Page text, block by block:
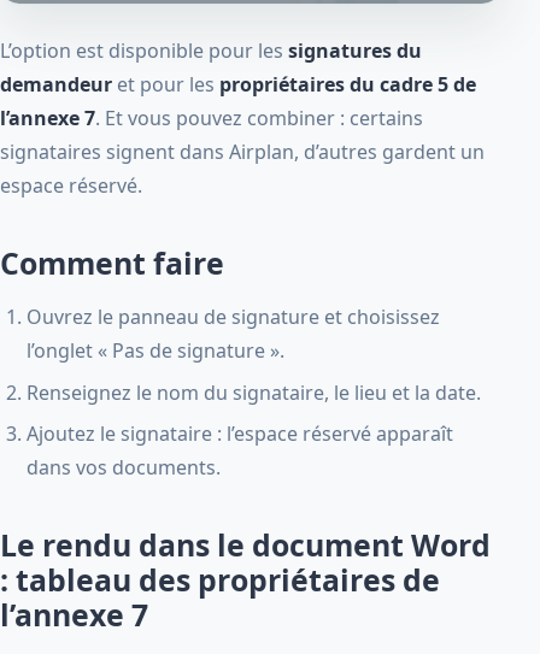
L’option est disponible pour les signatures du
demandeur et pour les propriétaires du cadre 5 de
l’annexe 7. Et vous pouvez combiner : certains
signataires signent dans Airplan, d’autres gardent un
espace réservé.
Comment faire
Ouvrez le panneau de signature et choisissez
l’onglet « Pas de signature ».
Renseignez le nom du signataire, le lieu et la date.
Ajoutez le signataire : l’espace réservé apparaît
dans vos documents.
Le rendu dans le document Word
: tableau des propriétaires de
l’annexe 7